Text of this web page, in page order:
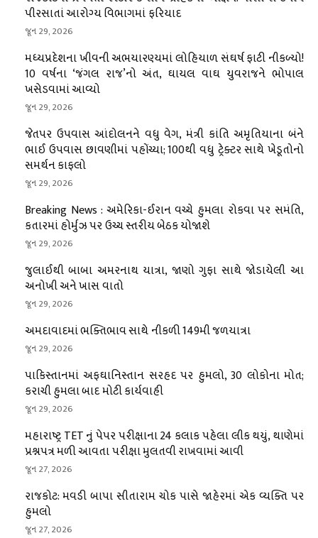
પીરસાતાં આરોગ્ય વિભાગમાં ફરિયાદ
જૂન 29, 2026
મધ્યપ્રદેશના ખીવની અભયારણ્યમાં લોહિયાળ સંઘર્ષ ફાટી નીકળ્યો!
10 વર્ષના ‘જંગલ રાજ’નો અંત, ઘાયલ વાઘ યુવરાજને ભોપાલ
ખસેડવામાં આવ્યો
જૂન 29, 2026
જેતપર ઉપવાસ આંદોલનને વધુ વેગ, મંત્રી કાંતિ અમૃતિયાના બંને
ભાઈ ઉપવાસ છાવણીમાં પહોંચ્યા; 100થી વધુ ટ્રેક્ટર સાથે ખેડૂતોનો
સમર્થન કાફલો
જૂન 29, 2026
Breaking News : અમેરિકા-ઈરાન વચ્ચે હુમલા રોકવા પર સમંતિ,
કતારમાં હોર્મુઝ પર ઉચ્ચ સ્તરીય બેઠક યોજાશે
જૂન 29, 2026
જુલાઈથી બાબા અમરનાથ યાત્રા, જાણો ગુફા સાથે જોડાયેલી આ
અનોખી અને ખાસ વાતો
જૂન 29, 2026
અમદાવાદમાં ભક્તિભાવ સાથે નીકળી 149મી જળયાત્રા
જૂન 29, 2026
પાકિસ્તાનમાં અફઘાનિસ્તાન સરહદ પર હુમલો, 30 લોકોના મોત;
કરાચી હુમલા બાદ મોટી કાર્યવાહી
જૂન 29, 2026
મહારાષ્ટ્ર TET નું પેપર પરીક્ષાના 24 કલાક પહેલા લીક થયું, થાણેમાં
પ્રશ્નપત્ર મળી આવતા પરીક્ષા મુલતવી રાખવામાં આવી
જૂન 27, 2026
રાજકોટ: મવડી બાપા સીતારામ ચોક પાસે જાહેરમાં એક વ્યક્તિ પર
હુમલો
જૂન 27, 2026